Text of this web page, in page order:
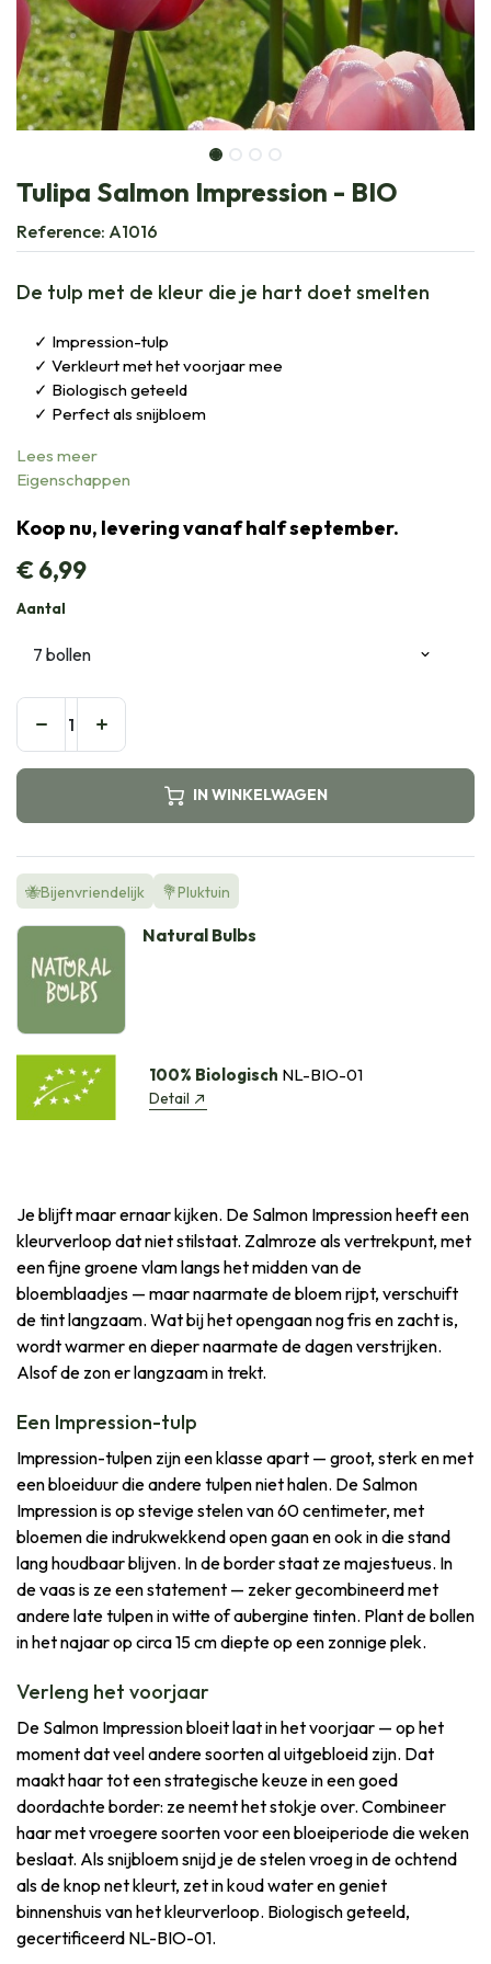
Tulipa Salmon Impression - BIO
Reference: A1016
De tulp met de kleur die je hart doet smelten
Impression-tulp
Verkleurt met het voorjaar mee
Biologisch geteeld
Perfect als snijbloem
Lees meer
Eigenschappen
Koop nu, levering vanaf half september.
€6,99
Aantal
IN WINKELWAGEN
🐝Bijenvriendelijk 💐Pluktuin
Natural Bulbs
100% Biologisch NL-BIO-01
Detail
Je blijft maar ernaar kijken. De Salmon Impression heeft een
kleurverloop dat niet stilstaat. Zalmroze als vertrekpunt, met
een fijne groene vlam langs het midden van de
bloemblaadjes — maar naarmate de bloem rijpt, verschuift
de tint langzaam. Wat bij het opengaan nog fris en zacht is,
wordt warmer en dieper naarmate de dagen verstrijken.
Alsof de zon er langzaam in trekt.
Een Impression-tulp
Impression-tulpen zijn een klasse apart — groot, sterk en met
een bloeiduur die andere tulpen niet halen. De Salmon
Impression is op stevige stelen van 60 centimeter, met
bloemen die indrukwekkend open gaan en ook in die stand
lang houdbaar blijven. In de border staat ze majestueus. In
de vaas is ze een statement — zeker gecombineerd met
andere late tulpen in witte of aubergine tinten. Plant de bollen
in het najaar op circa 15 cm diepte op een zonnige plek.
Verleng het voorjaar
De Salmon Impression bloeit laat in het voorjaar — op het
moment dat veel andere soorten al uitgebloeid zijn. Dat
maakt haar tot een strategische keuze in een goed
doordachte border: ze neemt het stokje over. Combineer
haar met vroegere soorten voor een bloeiperiode die weken
beslaat. Als snijbloem snijd je de stelen vroeg in de ochtend
als de knop net kleurt, zet in koud water en geniet
binnenshuis van het kleurverloop. Biologisch geteeld,
gecertificeerd NL-BIO-01.